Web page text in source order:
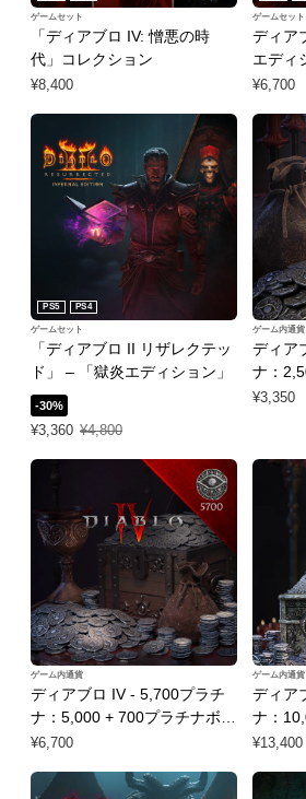
「ディアブロ IV: 憎悪の時
代」コレクション
ゲームセット
¥8,400
ディア
エディ
ゲームセット
¥6,700
「ディアブロ II リザレクテッ
ド」 – 「獄炎エディション」
PS5 PS4
ゲームセット
-30%
¥3,360
特別価格 ¥3,360 通常価格 ¥4,800
¥4,800
ディア
ナ：
ナス
ゲーム内通貨
¥3,350
ディアブロ IV - 5,700プラチ
ナ：5,000 + 700プラチナボー
ナス
ゲーム内通貨
¥6,700
ディア
ナ：
ボーナス
ゲーム内通貨
¥13,400